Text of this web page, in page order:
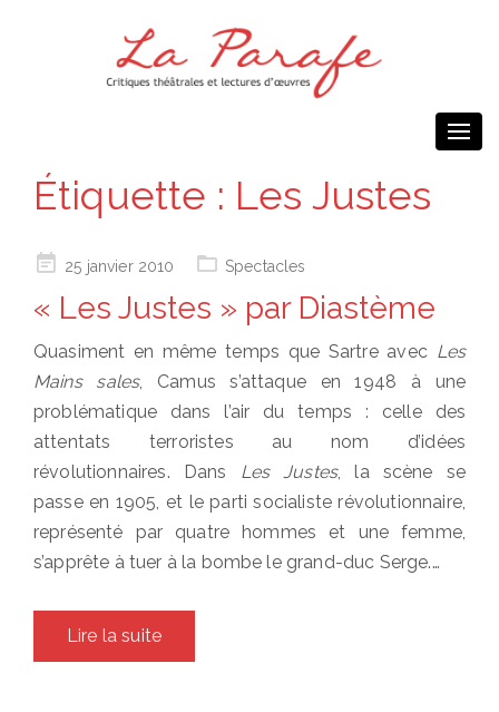
Étiquette : Les Justes
Posted25 janvier 2010 Spectacles
« Les Justes » par Diastème
Quasiment en même temps que Sartre avec Les
Mains sales, Camus s’attaque en 1948 à une
problématique dans l’air du temps : celle des
attentats terroristes au nom d’idées
révolutionnaires. Dans Les Justes, la scène se
passe en 1905, et le parti socialiste révolutionnaire,
représenté par quatre hommes et une femme,
s’apprête à tuer à la bombe le grand-duc Serge.…
Lire la suite